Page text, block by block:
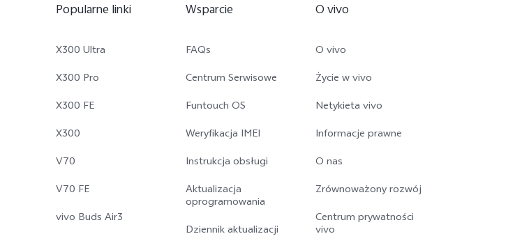
Popularne linki
X300 Ultra
X300 Pro
X300 FE
X300
V70
V70 FE
vivo Buds Air3
Wsparcie
FAQs
Centrum Serwisowe
Funtouch OS
Weryfikacja IMEI
Instrukcja obsługi
Aktualizacja
oprogramowania
Dziennik aktualizacji
O vivo
O vivo
Życie w vivo
Netykieta vivo
Informacje prawne
O nas
Zrównoważony rozwój
Centrum prywatności
vivo